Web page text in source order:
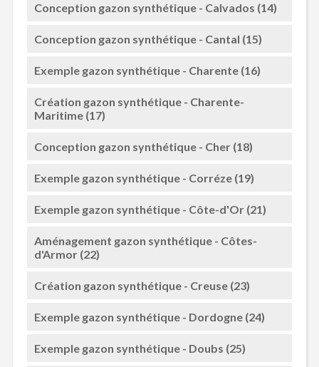
Conception gazon synthétique - Calvados (14)
Conception gazon synthétique - Cantal (15)
Exemple gazon synthétique - Charente (16)
Création gazon synthétique - Charente-
Maritime (17)
Conception gazon synthétique - Cher (18)
Exemple gazon synthétique - Corréze (19)
Exemple gazon synthétique - Côte-d'Or (21)
Aménagement gazon synthétique - Côtes-
d'Armor (22)
Création gazon synthétique - Creuse (23)
Exemple gazon synthétique - Dordogne (24)
Exemple gazon synthétique - Doubs (25)